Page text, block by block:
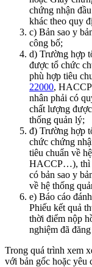
chứng nhận
khác theo quy
c) Bản sao y
công bố;
d) Trường hợp
được tổ chức
phù hợp tiêu
22000,
nhân phải có
chất lượng
thống quản lý;
đ) Trường hợp
chức chứng
tiêu chuẩn về
HACCP…), thì
có bản sao y
về hệ thống
e) Báo cáo
Phiếu kết quả
thời điểm nộp
nghiệm đã
Trong quá trình xem
với bản gốc hoặc yêu